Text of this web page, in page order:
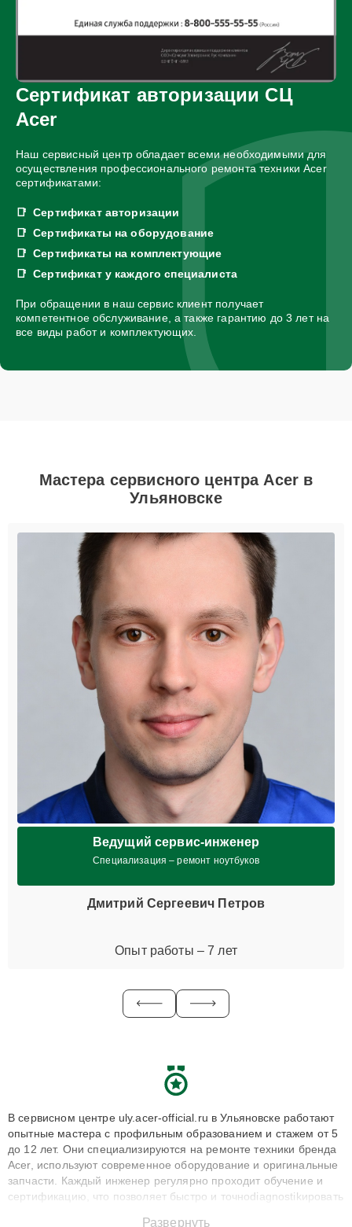
Сертификат авторизации СЦ
Acer
Наш сервисный центр обладает всеми необходимыми для
осуществления профессионального ремонта техники Acer
сертификатами:
Сертификат авторизации
Сертификаты на оборудование
Сертификаты на комплектующие
Сертификат у каждого специалиста
При обращении в наш сервис клиент получает
компетентное обслуживание, а также гарантию до 3 лет на
все виды работ и комплектующих.
Мастера сервисного центра Acer в
Ульяновске
Ведущий сервис-инженер
Специализация – ремонт ноутбуков
Дмитрий Сергеевич Петров
Опыт работы – 7 лет
В сервисном центре uly.acer-official.ru в Ульяновске работают
опытные мастера с профильным образованием и стажем от 5
до 12 лет. Они специализируются на ремонте техники бренда
Acer, используют современное оборудование и оригинальные
запчасти. Каждый инженер регулярно проходит обучение и
сертификацию, что позволяет быстро и точноdiagnostikировать
Развернуть